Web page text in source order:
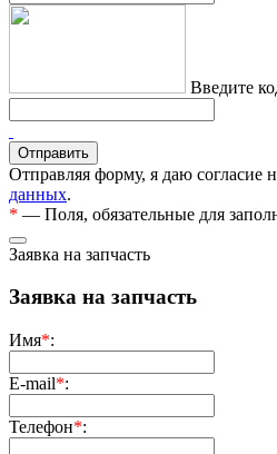
Введите
Отправляя форму, я даю согласие
данных.
* — Поля, обязательные для
Заявка на запчасть
Заявка на запчасть
Имя*:
E-mail*:
Телефон*: